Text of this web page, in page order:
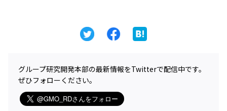
グループ研究開発本部の最新情報をTwitterで配信中です。
ぜひフォローください。